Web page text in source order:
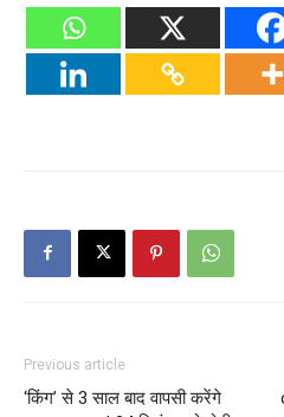
Previous article
‘किंग’ से 3 साल बाद वापसी करेंगे